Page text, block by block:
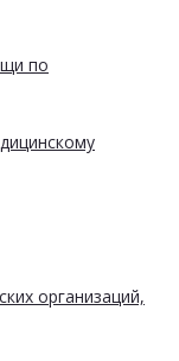
по
организаций,